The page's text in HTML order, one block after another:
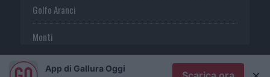
Golfo Aranci
Monti
TeltiApp di Gallura Oggi